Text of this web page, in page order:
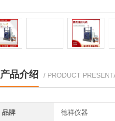
产品介绍 / PRODUCT
品牌 德祥仪器